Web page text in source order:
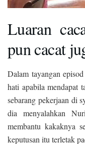
Luaran
pun cacat
Dalam tayangan
hati apabila mendapat
sebarang pekerjaan di
dia menyalahkan
membantu kakaknya
keputusan itu terletak